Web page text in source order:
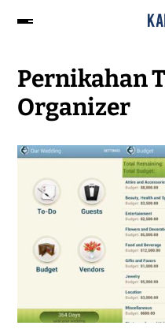
Pernikahan
Organizer